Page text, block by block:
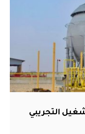
التجريبي